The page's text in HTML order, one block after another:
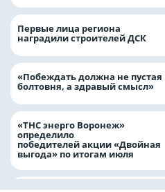
Первые лица региона
наградили строителей ДСК
«Побеждать должна не пустая
болтовня, а здравый смысл»
«ТНС энерго Воронеж»
определило
победителей акции «Двойная
выгода» по итогам июля